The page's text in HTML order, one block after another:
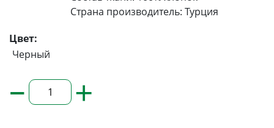
Страна производитель: Турция
Цвет:
Черный
– +